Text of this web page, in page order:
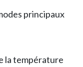
principaux
la température